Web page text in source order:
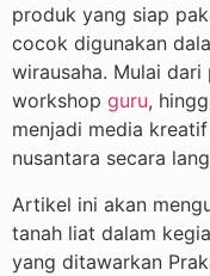
produk yang siap
cocok digunakan
wirausaha. Mulai
workshop guru,
menjadi media
nusantara secara
Artikel ini akan
tanah liat dalam
yang ditawarkan